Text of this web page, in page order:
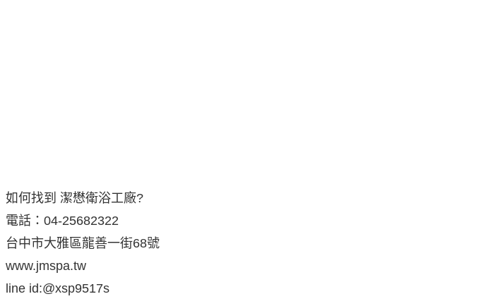
如何找到 潔懋衛浴工廠?
電話：04-25682322
台中市大雅區龍善一街68號
www.jmspa.tw
line id:@xsp9517s